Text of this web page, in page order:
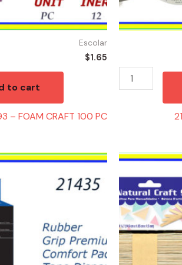
Escolar
$1.65
to cart
– FOAM CRAFT 100 PC
21785
-
JUMBO
NATURAL
CRAFT
quantity